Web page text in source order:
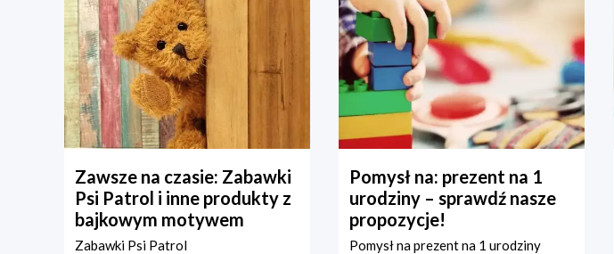
Zawsze na czasie: Zabawki
Psi Patrol i inne produkty z
bajkowym motywem
Zabawki Psi Patrol
Pomysł na: prezent na 1
urodziny – sprawdź nasze
propozycje!
Pomysł na prezent na 1 urodziny